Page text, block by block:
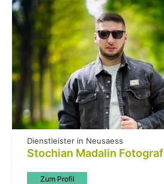
Dienstleister in Neusaess
Stochian Madalin Fotograf
Zum Profil